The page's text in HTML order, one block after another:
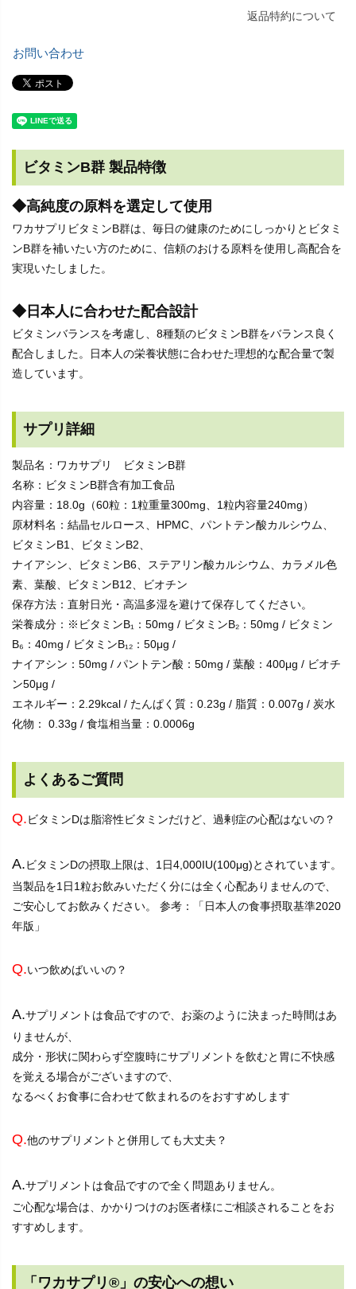
返品特約について
お問い合わせ
ビタミンB群 製品特徴
◆高純度の原料を選定して使用
ワカサプリビタミンB群は、毎日の健康のためにしっかりとビタミ
ンB群を補いたい方のために、信頼のおける原料を使用し高配合を
実現いたしました。
◆日本人に合わせた配合設計
ビタミンバランスを考慮し、8種類のビタミンB群をバランス良く
配合しました。日本人の栄養状態に合わせた理想的な配合量で製
造しています。
サプリ詳細
製品名：ワカサプリ ビタミンB群
名称：ビタミンB群含有加工食品
内容量：18.0g（60粒：1粒重量300mg、1粒内容量240mg）
原材料名：結晶セルロース、HPMC、パントテン酸カルシウム、
ビタミンB1、ビタミンB2、
ナイアシン、ビタミンB6、ステアリン酸カルシウム、カラメル色
素、葉酸、ビタミンB12、ビオチン
保存方法：直射日光・高温多湿を避けて保存してください。
栄養成分：※ビタミンB₁：50mg / ビタミンB₂：50mg / ビタミン
B₆：40mg / ビタミンB₁₂：50μg /
ナイアシン：50mg / パントテン酸：50mg / 葉酸：400μg / ビオチ
ン50μg /
エネルギー：2.29kcal / たんぱく質：0.23g / 脂質：0.007g / 炭水
化物： 0.33g / 食塩相当量：0.0006g
よくあるご質問
Q.ビタミンDは脂溶性ビタミンだけど、過剰症の心配はないの？
A.ビタミンDの摂取上限は、1日4,000IU(100μg)とされています。
当製品を1日1粒お飲みいただく分には全く心配ありませんので、
ご安心してお飲みください。 参考：「日本人の食事摂取基準2020
年版」
Q.いつ飲めばいいの？
A.サプリメントは食品ですので、お薬のように決まった時間はあ
りませんが、
成分・形状に関わらず空腹時にサプリメントを飲むと胃に不快感
を覚える場合がございますので、
なるべくお食事に合わせて飲まれるのをおすすめします
Q.他のサプリメントと併用しても大丈夫？
A.サプリメントは食品ですので全く問題ありません。
ご心配な場合は、かかりつけのお医者様にご相談されることをお
すすめします。
「ワカサプリ®」の安心への想い